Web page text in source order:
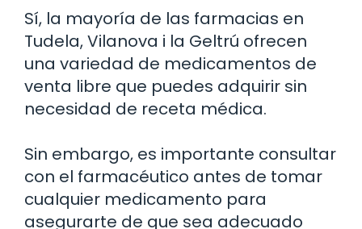
Sí, la mayoría de las farmacias en
Tudela, Vilanova i la Geltrú ofrecen
una variedad de medicamentos de
venta libre que puedes adquirir sin
necesidad de receta médica.
Sin embargo, es importante consultar
con el farmacéutico antes de tomar
cualquier medicamento para
asegurarte de que sea adecuado